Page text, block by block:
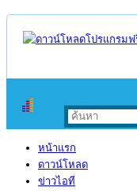
หน้าแรก
ดาวน์โหลด
ข่าวไอที